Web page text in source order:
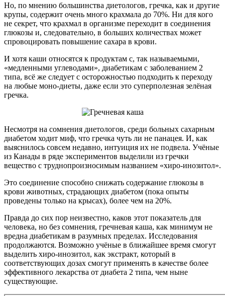
Но, по мнению большинства диетологов, гречка, как и другие
крупы, содержит очень много крахмала до 70%. Ни для кого
не секрет, что крахмал в организме переходит в соединения
глюкозы и, следовательно, в больших количествах может
спровоцировать повышение сахара в крови.
И хотя каши относятся к продуктам с, так называемыми,
«медленными углеводами», диабетикам с заболеванием 2
типа, всё же следует с осторожностью подходить к переходу
на любые моно-диеты, даже если это суперполезная зелёная
гречка.
Несмотря на сомнения диетологов, среди больных сахарным
диабетом ходит миф, что гречка чуть ли не панацея. И, как
выяснилось совсем недавно, интуиция их не подвела. Учёные
из Канады в ряде экспериментов выделили из гречки
вещество с труднопроизносимым названием «хиро-инозитол».
Это соединение способно снижать содержание глюкозы в
крови животных, страдающих диабетом (пока опыты
проведены только на крысах), более чем на 20%.
Правда до сих пор неизвестно, каков этот показатель для
человека, но без сомнения, гречневая каша, как минимум не
вредна диабетикам в разумных пределах. Исследования
продолжаются. Возможно учёные в ближайшее время смогут
выделить хиро-инозитол, как экстракт, который в
соответствующих дозах смогут применять в качестве более
эффективного лекарства от диабета 2 типа, чем ныне
существующие.